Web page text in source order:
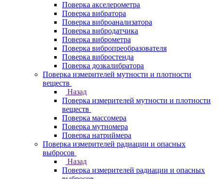
Поверка акселерометра
Поверка вибратора
Поверка виброанализатора
Поверка вибродатчика
Поверка виброметра
Поверка вибропреобразователя
Поверка вибростенда
Поверка дозкалибратора
Поверка измерителей мутности и плотности
веществ
Назад
Поверка измерителей мутности и плотности
веществ
Поверка массомера
Поверка мутномера
Поверка натриймера
Поверка измерителей радиации и опасных
выбросов
Назад
Поверка измерителей радиации и опасных